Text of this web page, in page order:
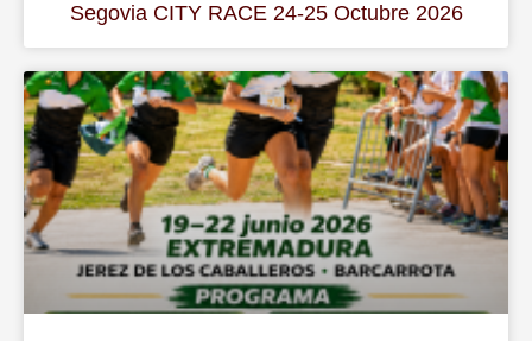
Segovia CITY RACE 24-25 Octubre 2026